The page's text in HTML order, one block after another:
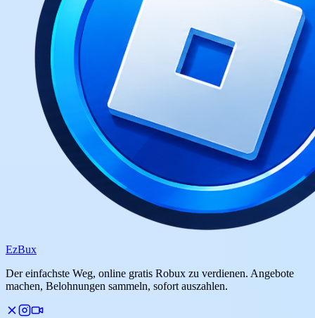
EzBux
Der einfachste Weg, online gratis Robux zu verdienen. Angebote
machen, Belohnungen sammeln, sofort auszahlen.